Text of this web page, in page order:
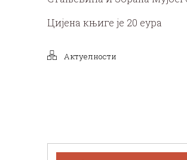
Цијена књиге је 20 еура
Актуелности